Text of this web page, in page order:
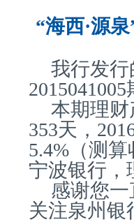
“海西·源
我行发行
本期理财
353天，
5.4%（测
宁波银行，
感谢您
关注泉州银